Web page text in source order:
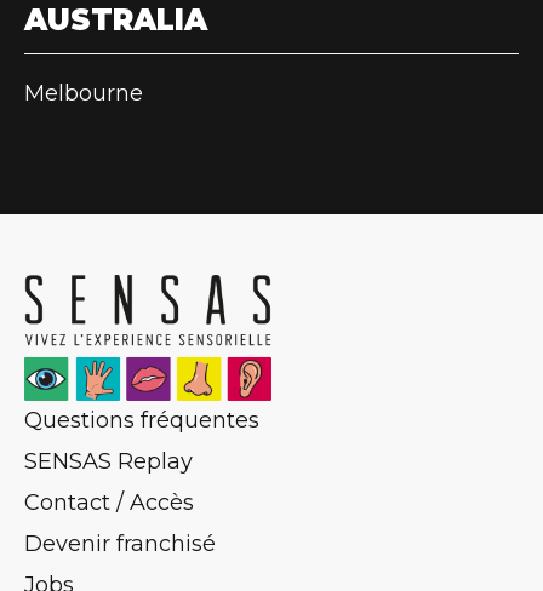
AUSTRALIA
Melbourne
Questions fréquentes
SENSAS Replay
Contact / Accès
Devenir franchisé
Jobs